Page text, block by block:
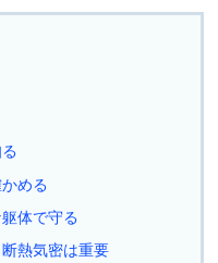
める
体で守る
熱気密は重要